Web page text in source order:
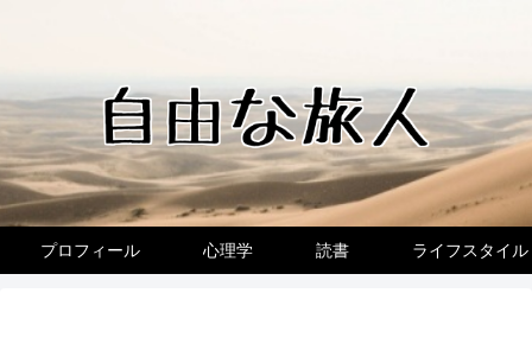
プロフィール 心理学 読書 ライフスタイル